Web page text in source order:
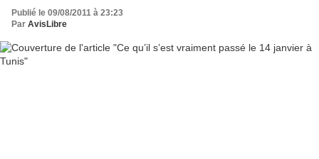
Publié le 09/08/2011 à 23:23
Par AvisLibre